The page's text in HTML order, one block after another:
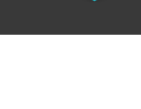
Настојуваме да
прикажувањето на